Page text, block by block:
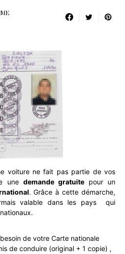
voiture ne fait pas partie de vos
une demande gratuitepour un
. Grâce à cette démarche,
valable dans les pays qui
de votre Carte nationale
de conduire (original + 1 copie) ,